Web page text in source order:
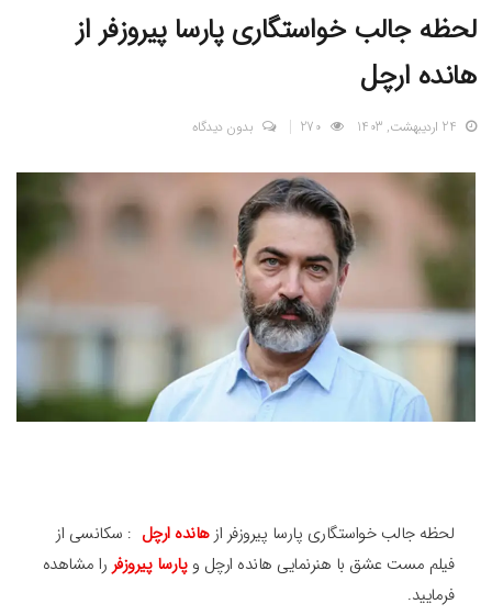
لحظه جالب خواستگاری پارسا پیروزفر از
هانده ارچل
24 اردیبهشت, 1403 بدون دیدگاه
لحظه جالب خواستگاری پارسا پیروزفر ازهانده ارچل : سکانسی از
فیلم مست عشق با هنرنمایی هانده ارچل وپارسا پیروزفر را مشاهده
فرمایید.